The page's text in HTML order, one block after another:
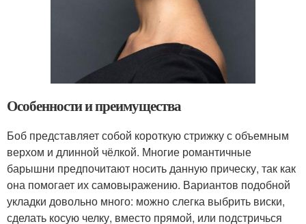
Особенности и преимущества
Боб представляет собой короткую стрижку с объемным
верхом и длинной чёлкой. Многие романтичные
барышни предпочитают носить данную прическу, так как
она помогает их самовыражению. Вариантов подобной
укладки довольно много: можно слегка выбрить виски,
сделать косую челку, вместо прямой, или подстричься